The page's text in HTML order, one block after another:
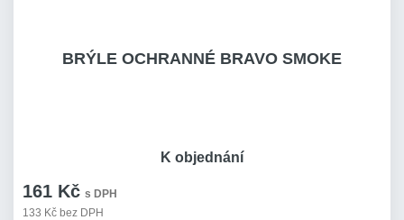
BRÝLE OCHRANNÉ BRAVO SMOKE
161 Kč s DPH
133 Kč bez DPH
K objednání